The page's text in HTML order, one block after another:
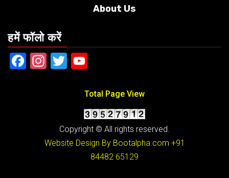
About Us
हमें फॉलो करें
Facebook
Instagram
Twitter
Total Page View
Copyright © All rights reserved.
Website Design By Bootalpha.com +91
84482 65129